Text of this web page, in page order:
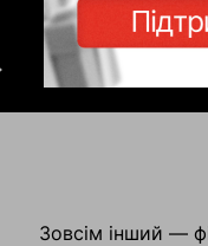
Зовсім інший —